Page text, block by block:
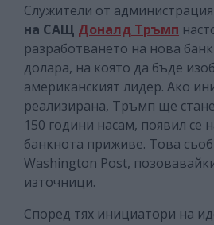
Служители от
на САЩ Доналд Тръмп
разработването на нова
долара, на която да бъде
американският лидер. Ако
реализирана, Тръмп ще
150 години насам, появил се
банкнота приживе. Това
Washington Post,
източници.
Според тях инициатори на